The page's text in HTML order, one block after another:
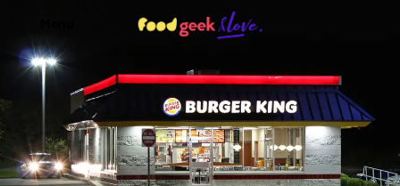
Food’News
Food’Com